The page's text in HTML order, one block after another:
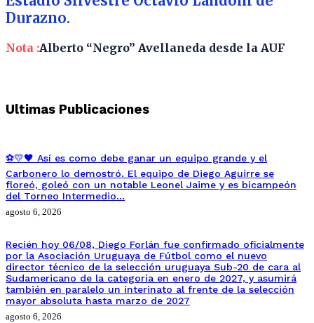
Durazno.
Nota :Alberto “Negro” Avellaneda desde la AUF
Ultimas Publicaciones
⚽💛🖤 Así es como debe ganar un equipo grande y el
Carbonero lo demostró. El equipo de Diego Aguirre se
floreó, goleó con un notable Leonel Jaime y es bicampeón
del Torneo Intermedio…
agosto 6, 2026
Recién hoy 06/08, Diego Forlán fue confirmado oficialmente
por la Asociación Uruguaya de Fútbol como el nuevo
director técnico de la selección uruguaya Sub-20 de cara al
Sudamericano de la categoría en enero de 2027, y asumirá
también en paralelo un interinato al frente de la selección
mayor absoluta hasta marzo de 2027
agosto 6, 2026